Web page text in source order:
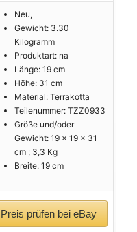
Neu,
Gewicht: 3.30
Kilogramm
Produktart: na
Länge: 19 cm
Höhe: 31 cm
Material: Terrakotta
Teilenummer: TZZ0933
Größe und/oder
Gewicht: 19 x 19 x 31
cm ; 3,3 Kg
Breite: 19 cm
Preis prüfen bei eBay